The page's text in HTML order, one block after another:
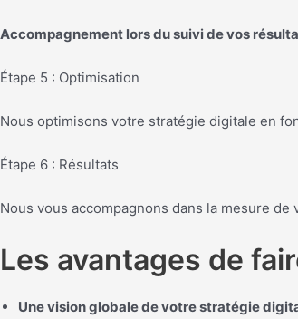
Accompagnement lors du suivi de vos
Étape 5 : Optimisation
Nous optimisons votre stratégie digitale en
Étape 6 : Résultats
Nous vous accompagnons dans la mesure
Les avantages de
Une vision globale de votre stratégie